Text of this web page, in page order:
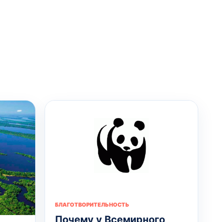
БЛАГОТВОРИТЕЛЬНОСТЬ
Почему у Всемирного